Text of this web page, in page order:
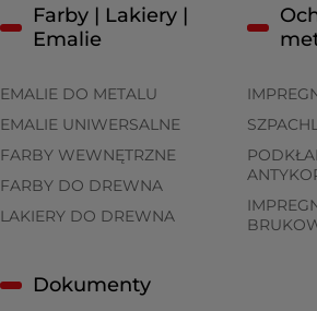
Farby | Lakiery |
Emalie
EMALIE DO METALU
EMALIE UNIWERSALNE
FARBY WEWNĘTRZNE
FARBY DO DREWNA
LAKIERY DO DREWNA
Dokumenty